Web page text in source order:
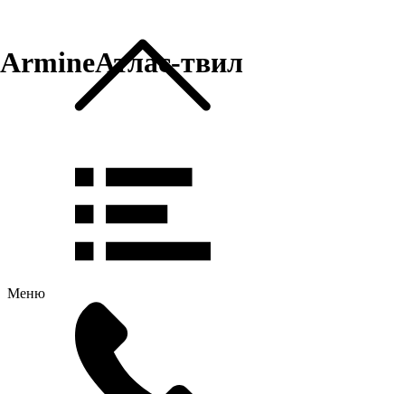
Меню
ArmineАтлас-твил